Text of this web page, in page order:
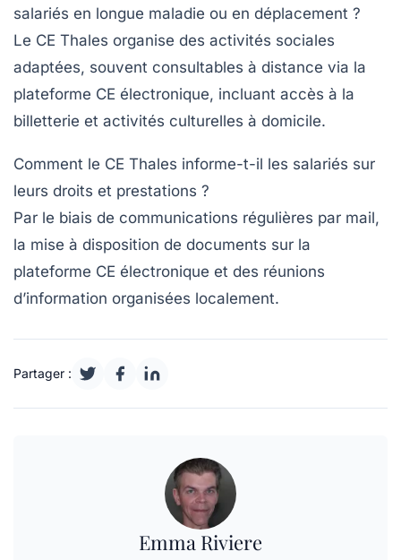
salariés en longue maladie ou en déplacement ?
Le CE Thales organise des activités sociales
adaptées, souvent consultables à distance via la
plateforme CE électronique, incluant accès à la
billetterie et activités culturelles à domicile.
Comment le CE Thales informe-t-il les salariés sur
leurs droits et prestations ?
Par le biais de communications régulières par mail,
la mise à disposition de documents sur la
plateforme CE électronique et des réunions
d’information organisées localement.
Partager :
Emma Riviere